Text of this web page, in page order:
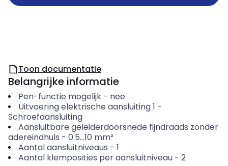
Toon documentatie
Belangrijke informatie
Pen-functie mogelijk- nee
Uitvoering elektrische aansluiting 1 -
Schroefaansluiting
Aansluitbare geleiderdoorsnede fijndraads zonder
adereindhuls - 0.5...10 mm²
Aantal aansluitniveaus - 1
Aantal klemposities per aansluitniveau- 2